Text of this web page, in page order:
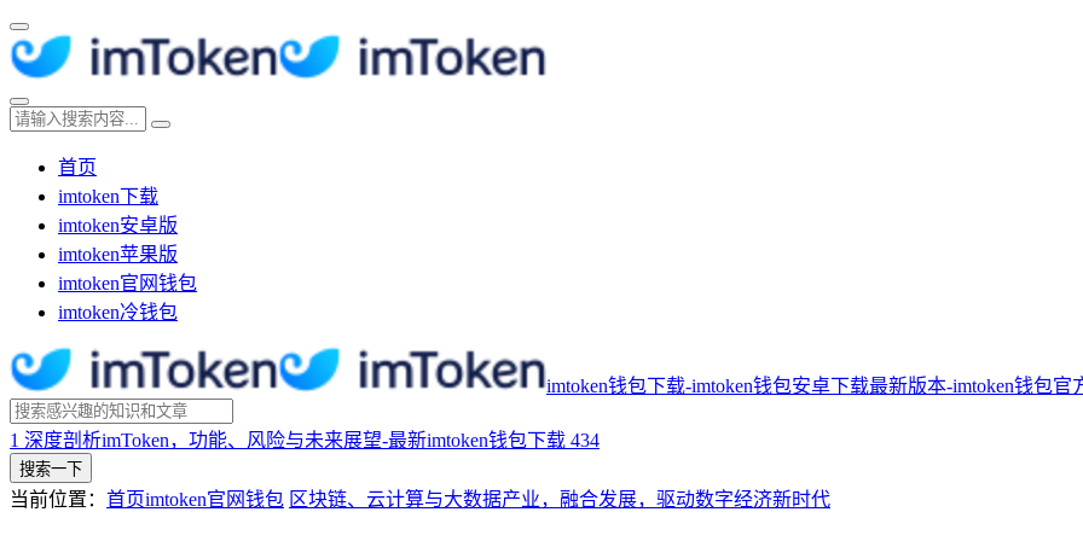
首页
imtoken下载
imtoken安卓版
imtoken苹果版
imtoken官网钱包
imtoken冷钱包
imtoken钱包下载-imtoken钱包安卓下载最新版本-imtoken钱包官
1 深度剖析imToken，功能、风险与未来展望-最新imtoken钱包下载 434
搜索一下
当前位置： 首页imtoken官网钱包 区块链、云计算与大数据产业，融合发展，驱动数字经济新时代